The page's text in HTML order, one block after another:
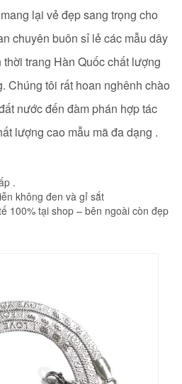
lại vẻ đẹp sang trọng cho
chuyên buôn sỉ lẻ các mẫu dây
thời trang Hàn Quốc chất lượng
Chúng tôi rất hoan nghênh chào
nước đến đàm phán hợp tác
lượng cao mẫu mã đa dạng .
.
không đen và gỉ sắt
100% tại shop – bên ngoài còn đẹp